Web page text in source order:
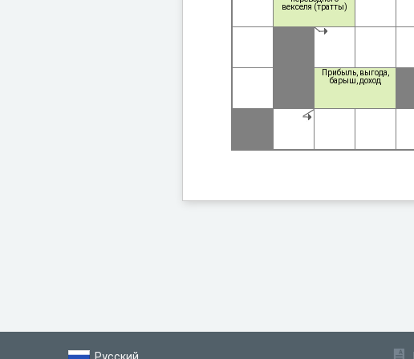
продукт.
векселя (тратты)
Прибыль, выгода,
барыш, доход